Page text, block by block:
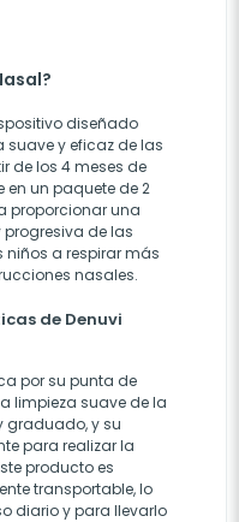
diseñado
y eficaz de las
de los 4 meses de
en un paquete de 2
proporcionar una
de las
a respirar más
nasales.
de Denuvi
por su punta de
limpieza suave de la
graduado, y su
para realizar la
producto es
transportable, lo
diario y para llevarlo